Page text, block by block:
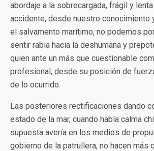
abordaje a la sobrecargada, frágil y
accidente, desde nuestro conocimiento
el salvamento marítimo, no podemos
sentir rabia hacia la deshumana y
quien ante un más que cuestionable
profesional, desde su posición de
de lo ocurrido.
Las posteriores rectificaciones dando
estado de la mar, cuando había calma
supuesta avería en los medios de
gobierno de la patrullera, no hacen más